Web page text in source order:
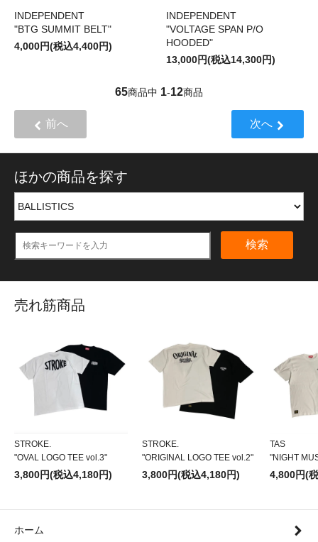
INDEPENDENT
"BTG SUMMIT BELT"
4,000円(税込4,400円)
INDEPENDENT
"VOLTAGE SPAN P/O
HOODED"
13,000円(税込14,300円)
65商品中 1-12商品
前へ 次へ
ほかの商品を探す
検索
売れ筋商品
STROKE.
"OVAL LOGO TEE vol.3"
3,800円(税込4,180円)
STROKE.
"ORIGINAL LOGO TEE vol.2"
3,800円(税込4,180円)
TAS
"NIGHT
4,800円(
ホーム